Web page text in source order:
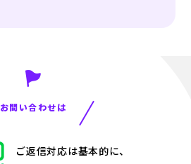
お問い合わせは
ご返信対応は基本的に、